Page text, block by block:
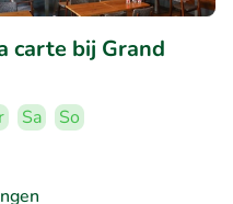
carte bij Grand
Sa
So